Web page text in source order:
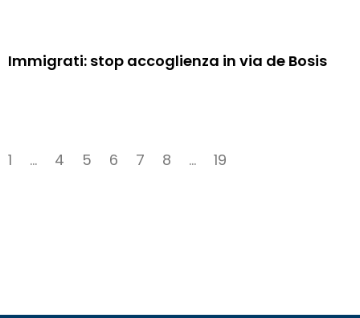
Immigrati: stop accoglienza in via de Bosis
1 … 4 5 6 7 8 … 19